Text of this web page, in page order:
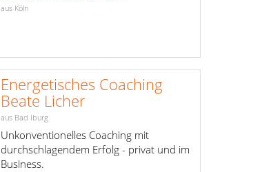
aus Köln
Energetisches Coaching
Beate Licher
aus Bad Iburg
Unkonventionelles Coaching mit
durchschlagendem Erfolg - privat und im
Business.